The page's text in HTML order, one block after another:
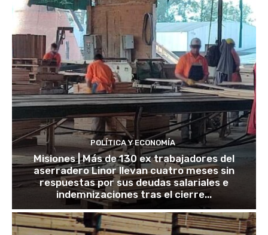
POLÍTICA Y ECONOMÍA
Misiones | Más de 130 ex trabajadores del
aserradero Linor llevan cuatro meses sin
respuestas por sus deudas salariales e
indemnizaciones tras el cierre...